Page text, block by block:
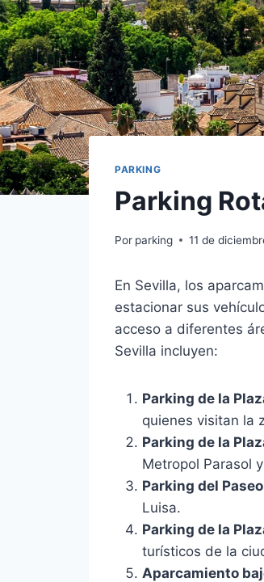
PARKING
Parking
Por parking 11 de
En Sevilla, los
estacionar sus
acceso a diferentes
Sevilla incluyen:
Parking de la
quienes visitan la
Parking de la
Metropol Parasol
Parking del
Luisa.
Parking de la
turísticos de la
Aparcamiento